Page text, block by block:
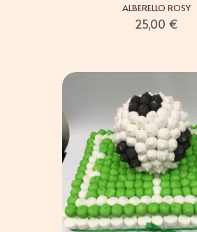
ALBERELLO ROSY
25,00 €